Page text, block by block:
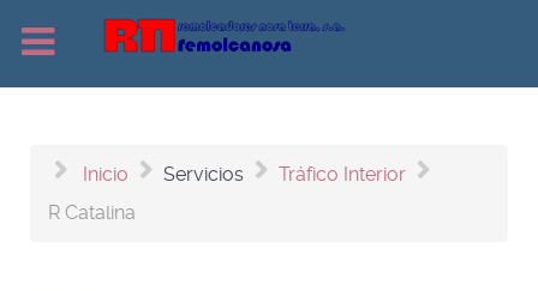
Inicio Servicios
Tráfico Interior
R Catalina